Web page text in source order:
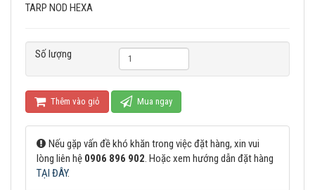
TARP NOD HEXA
Số lượng
Thêm vào giỏ Mua ngay
Nếu gặp vấn đề khó khăn trong việc đặt hàng, xin vui
lòng liên hệ 0906 896 902. Hoặc xem hướng dẫn đặt hàng
TẠI ĐÂY.